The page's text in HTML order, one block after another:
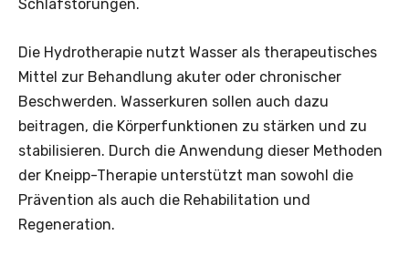
Schlafstörungen.
Die Hydrotherapie nutzt Wasser als therapeutisches
Mittel zur Behandlung akuter oder chronischer
Beschwerden. Wasserkuren sollen auch dazu
beitragen, die Körperfunktionen zu stärken und zu
stabilisieren. Durch die Anwendung dieser Methoden
der Kneipp-Therapie unterstützt man sowohl die
Prävention als auch die Rehabilitation und
Regeneration.